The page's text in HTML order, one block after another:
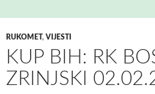
RUKOMET, VIJESTI
KUP BIH: RK
ZRINJSKI